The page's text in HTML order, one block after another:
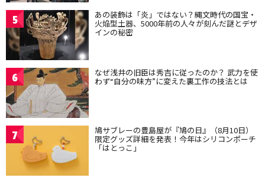
5 あの装飾は「炎」ではない？縄文時代の国宝・
火焔型土器、5000年前の人々が刻んだ謎とデザ
インの秘密
6 なぜ浅井の旧臣は秀吉に従ったのか？ 武力を使
わず“自分の味方”に変えた裏工作の技法とは
7 鳩サブレーの豊島屋が『鳩の日』（8月10日）
限定グッズ詳細を発表！今年はシリコンポーチ
「はとっこ」